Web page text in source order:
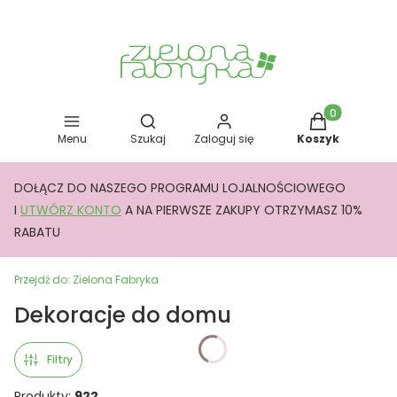
Menu
Otwórz wyszukiwarkę
Szukaj Zaloguj się
Produkty w
Koszyk
DOŁĄCZ DO NASZEGO PROGRAMU LOJALNOŚCIOWEGO
I UTWÓRZ KONTO A NA PIERWSZE ZAKUPY OTRZYMASZ 10%
RABATU
Przejdź do: Zielona Fabryka
Dekoracje do domu
Filtry